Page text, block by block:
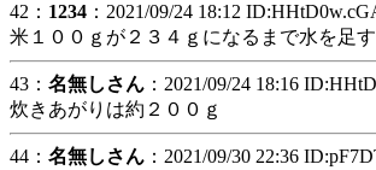
42： 1234 ：2021/09/24 18:12
米１００ｇが２３４ｇになるまで水を足す
43： 名無しさん ：2021/09/24 18:16
炊きあがりは約２００ｇ
44： 名無しさん ：2021/09/30 22:36